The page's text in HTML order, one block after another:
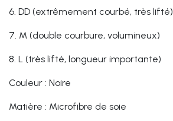
6. DD (extrêmement courbé, très lifté)
7. M (double courbure, volumineux)
8. L (très lifté, longueur importante)
Couleur : Noire
Matière : Microfibre de soie